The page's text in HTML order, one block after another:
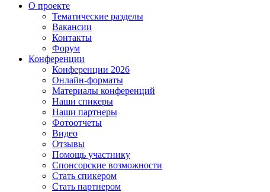
О проекте
Тематические разделы
Вакансии
Контакты
Форум
Конференции
Конференции 2026
Онлайн-форматы
Материалы конференций
Наши спикеры
Наши партнеры
Фотоотчеты
Видео
Отзывы
Помощь участнику
Спонсорские возможности
Стать спикером
Стать партнером